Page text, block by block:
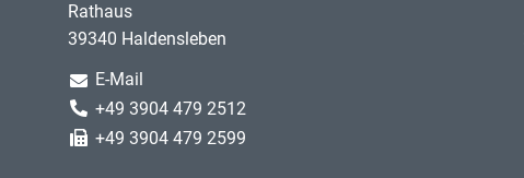
Rathaus
39340 Haldensleben
E-Mail
+49 3904 479 2512
+49 3904 479 2599